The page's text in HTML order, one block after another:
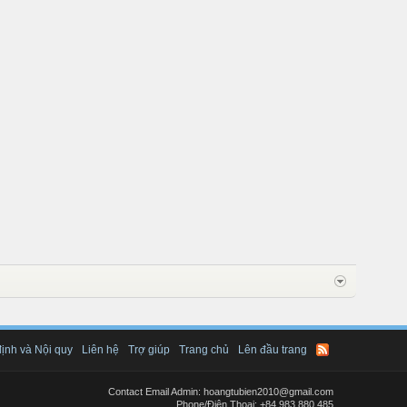
và Nội quy Liên hệ Trợ giúp Trang chủ Lên đầu trang
Contact Email Admin: hoangtubien2010@gmail.com
Phone/Điện Thoại: +84.983.880.485